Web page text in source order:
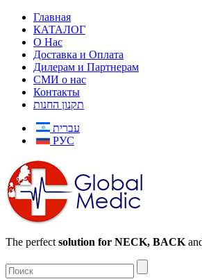
Главная
КАТАЛОГ
О Нас
Доставка и Оплата
Дилерам и Партнерам
СМИ о нас
Контакты
תקנון החנות
עברית
РУС
The perfect solution for NECK, BACK